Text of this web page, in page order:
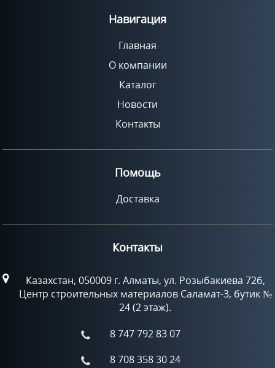
Навигация
Главная
О компании
Каталог
Новости
Контакты
Помощь
Доставка
Контакты
Казахстан, 050009 г. Алматы, ул. Розыбакиева 72б,
Центр строительных материалов Саламат-3, бутик №
24 (2 этаж).
8 747 792 83 07
8 708 358 30 24